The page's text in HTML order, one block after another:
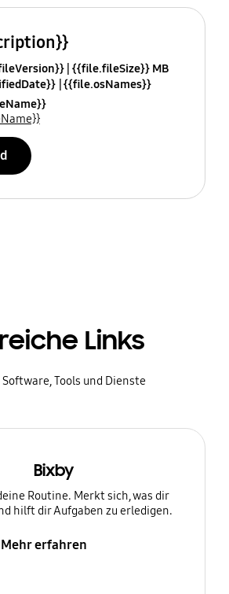
{{file.fileSize}} MB
{{file.osNames}}
Links
Tools und Dienste
Bixby
Routine. Merkt sich, was dir
hilft dir Aufgaben zu erledigen.
Mehr erfahren